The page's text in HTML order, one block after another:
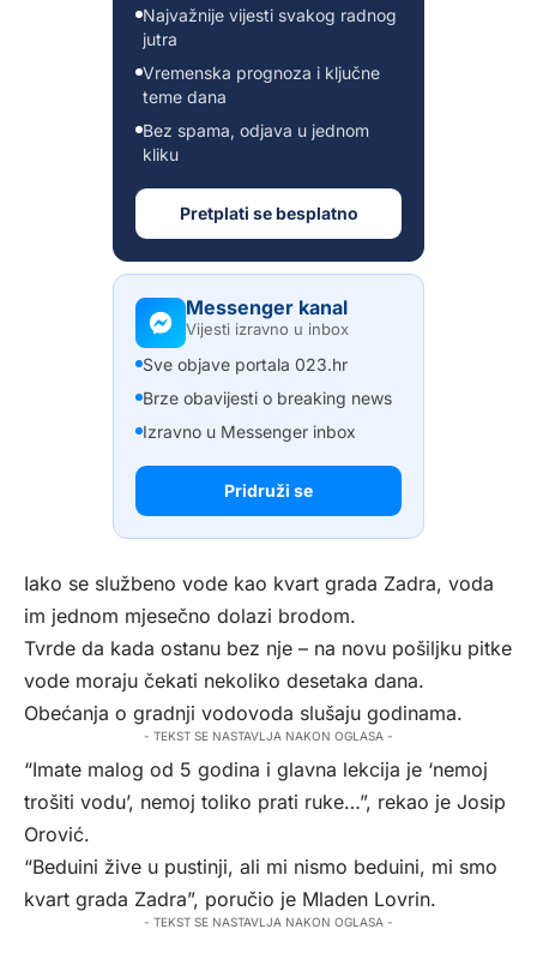
Najvažnije vijesti svakog radnog
jutra
Vremenska prognoza i ključne
teme dana
Bez spama, odjava u jednom
kliku
Pretplati se besplatno
Messenger kanal
Vijesti izravno u inbox
Sve objave portala 023.hr
Brze obavijesti o breaking news
Izravno u Messenger inbox
Pridruži se
Iako se službeno vode kao kvart grada Zadra, voda
im jednom mjesečno dolazi brodom.
Tvrde da kada ostanu bez nje – na novu pošiljku pitke
vode moraju čekati nekoliko desetaka dana.
Obećanja o gradnji vodovoda slušaju godinama.
- TEKST SE NASTAVLJA NAKON OGLASA -
“Imate malog od 5 godina i glavna lekcija je ‘nemoj
trošiti vodu’, nemoj toliko prati ruke…”, rekao je Josip
Orović.
“Beduini žive u pustinji, ali mi nismo beduini, mi smo
kvart grada Zadra”, poručio je Mladen Lovrin.
- TEKST SE NASTAVLJA NAKON OGLASA -